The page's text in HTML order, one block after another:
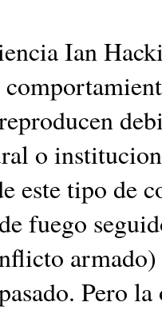
Ian
o
este tipo de
fuego
Pero